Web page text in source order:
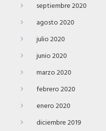
septiembre 2020
agosto 2020
julio 2020
junio 2020
marzo 2020
febrero 2020
enero 2020
diciembre 2019